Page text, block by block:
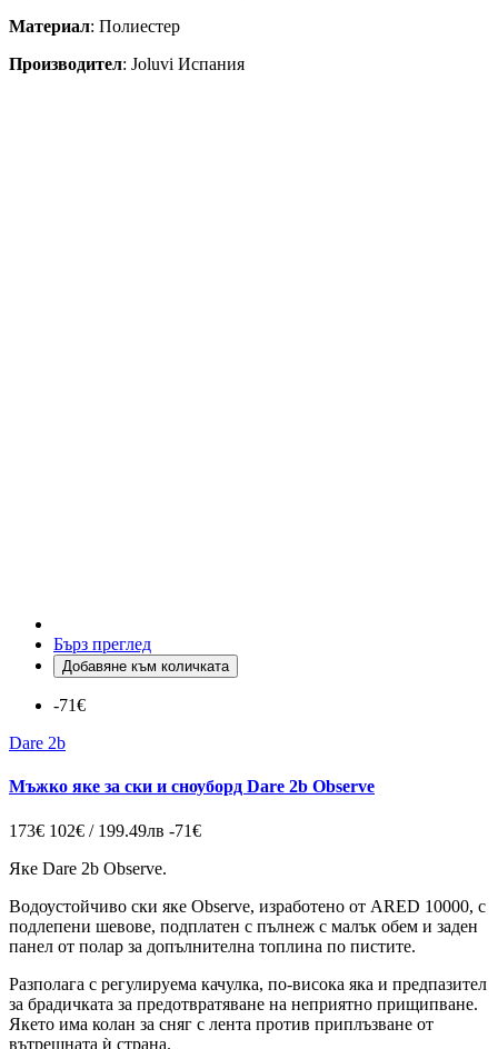
Материал: Полиестер
Производител: Joluvi Испания
Бърз преглед
Добавяне към количката
-71€
Dare 2b
Мъжко яке за ски и сноуборд Dare 2b Observe
173€ 102€ / 199.49лв -71€
Яке Dare 2b Observe.
Водоустойчиво ски яке Observe, изработено от ARED 10000, с
подлепени шевове, подплатен с пълнеж с малък обем и заден
панел от полар за допълнителна топлина по пистите.
Разполага с регулируема качулка, по-висока яка и предпазител
за брадичката за предотвратяване на неприятно прищипване.
Якето има колан за сняг с лента против приплъзване от
вътрешната ѝ страна.